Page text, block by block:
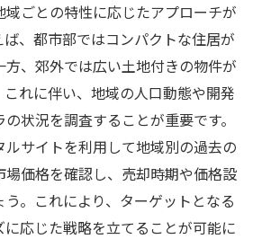
ック広告でのターゲット顧客の
トでの効果的な物件情報掲載方
用した信頼性の向上
ンツを使った物件紹介の効果
告の成果を分析する方法
するための交渉力向上の方法
ごとの特性に応じたアプローチが
、都市部ではコンパクトな住居が
、郊外では広い土地付きの物件が
れに伴い、地域の人口動態や開発
状況を調査することが重要です。
ルサイトを利用して地域別の過去の
場価格を確認し、売却時期や価格設
。これにより、ターゲットとなる
応じた戦略を立てることが可能に